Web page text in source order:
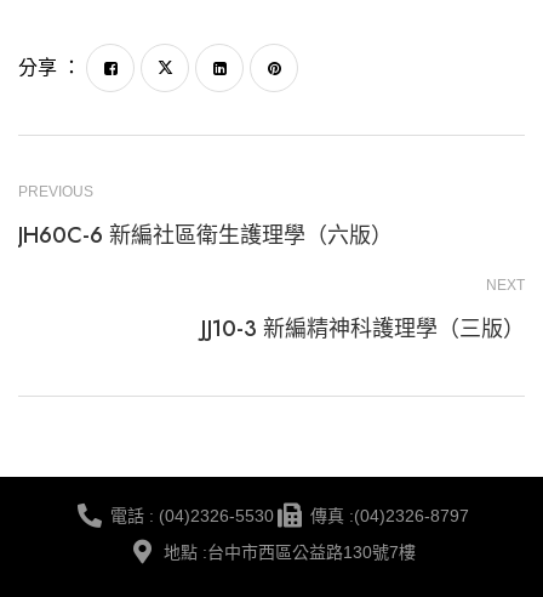
分享 ：
PREVIOUS
JH60C-6 新編社區衛生護理學（六版）
NEXT
JJ10-3 新編精神科護理學（三版）
電話 : (04)2326-5530
傳真 :(04)2326-8797
地點 :台中市西區公益路130號7樓